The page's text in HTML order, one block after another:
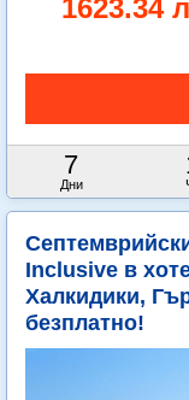
1623.34
7
Дни
Inclusive в
Халкидики,
безплатно!